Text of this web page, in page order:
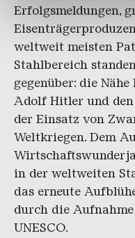
gesammelt haben.
Erfolgsmeldungen,
weltweit meisten
Stahlbereich
gegenüber: die
Adolf Hitler und
der Einsatz von
Weltkriegen. Dem
in der weltweiten
das erneute
durch die
UNESCO.